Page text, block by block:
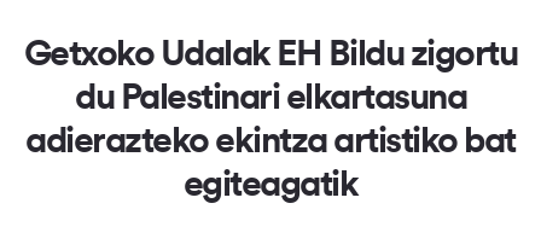
Getxoko Udalak EH Bildu zigortu
du Palestinari elkartasuna
adierazteko ekintza artistiko bat
egiteagatik